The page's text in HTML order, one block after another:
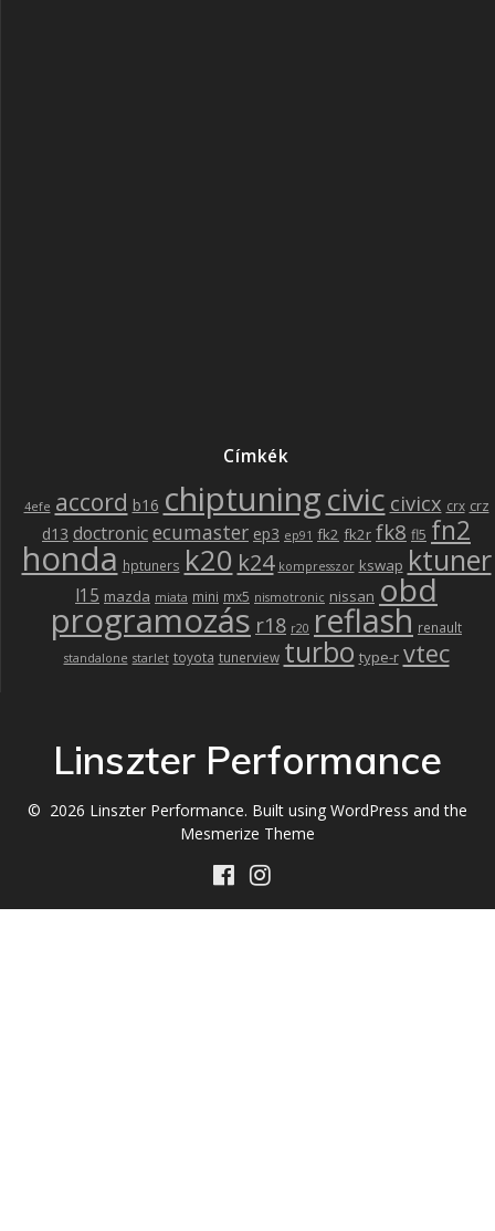
Címkék
4efe accord b16 chiptuningcivic civicx crx crz
d13 doctronicecumaster ep3 ep91 fk2 fk2r fk8 fl5 fn2
honda hptuners k20 k24 kompresszor kswap ktuner
l15 mazda miata mini mx5 nismotronic nissan obd
programozás r18 r20 reflash renault
standalone starlet toyota tunerview turbo type-r vtec
Linszter Performance
© 2026 Linszter Performance. Built using WordPress and the
Mesmerize Theme